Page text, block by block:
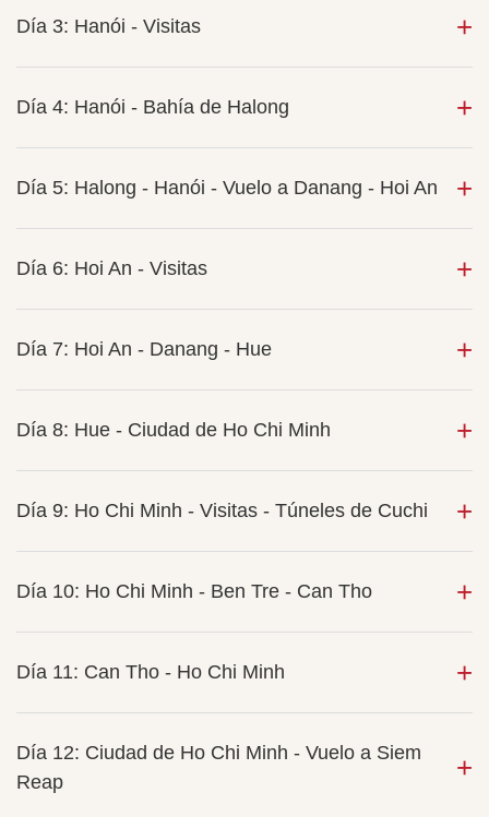
Día 3: Hanói - Visitas
Día 4: Hanói - Bahía de Halong
Día 5: Halong - Hanói - Vuelo a Danang - Hoi An
Día 6: Hoi An - Visitas
Día 7: Hoi An - Danang - Hue
Día 8: Hue - Ciudad de Ho Chi Minh
Día 9: Ho Chi Minh - Visitas - Túneles de Cuchi
Día 10: Ho Chi Minh - Ben Tre - Can Tho
Día 11: Can Tho - Ho Chi Minh
Día 12: Ciudad de Ho Chi Minh - Vuelo a Siem
Reap